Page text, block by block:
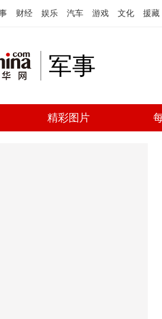
财经 娱乐 汽车 游戏 文化 援藏
军事
精彩图片